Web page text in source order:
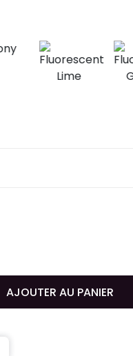
AJOUTER AU PANIER